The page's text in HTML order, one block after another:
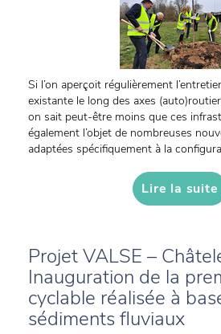
Si l’on aperçoit régulièrement
existante le long des axes
on sait peut-être moins que ces
également l’objet de nombreuses
adaptées spécifiquement à la
Lire la suite
Projet VALSE –
Inauguration de la
cyclable réalisée à
sédiments fluviaux